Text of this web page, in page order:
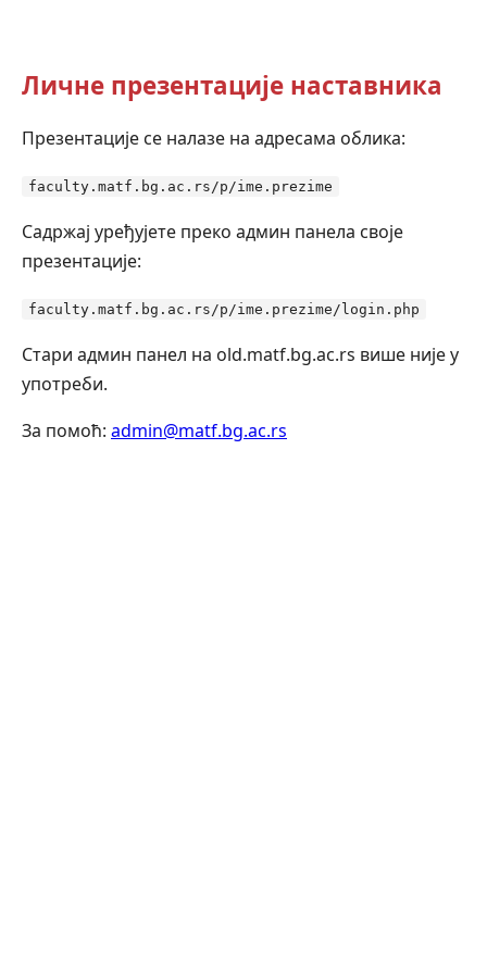
Личне презентације наставника
Презентације се налазе на адресама облика:
faculty.matf.bg.ac.rs/p/ime.prezime
Садржај уређујете преко админ панела своје
презентације:
faculty.matf.bg.ac.rs/p/ime.prezime/login.php
Стари админ панел на old.matf.bg.ac.rs више није у
употреби.
За помоћ: admin@matf.bg.ac.rs